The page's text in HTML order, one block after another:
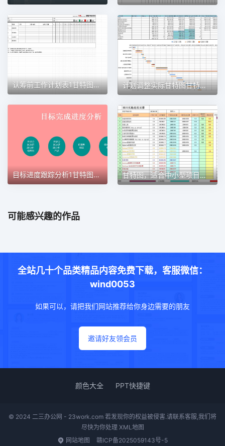
认筹前工作计划表1甘特图excel模板 计划调整实际甘特图甘特图excel模板
目标进度跟踪分析1甘特图excel模板 甘特图，适合中小型项目管理使用甘特图excel模板
可能感兴趣的作品
全站几十个品类精品内容免费下载，客服微信：
wind0053
如果可以，请把我们网站推荐给你身边需要的朋友
邀请好友领会员
颜色大全 PPT快捷键
© 2024 二三办公网 - 23work.com 若发现你的权益被侵害.请联系客服,我们将
尽快为你处理 XML地图
网站地图
赣ICP备2025059143号-5